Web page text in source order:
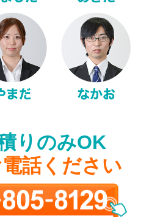
りのみOK
話ください